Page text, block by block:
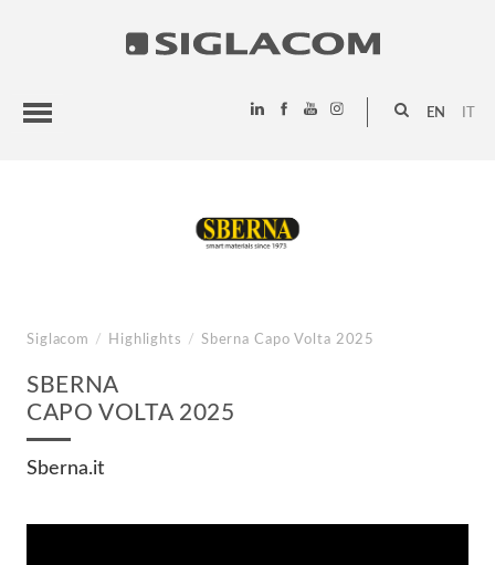
EN
Siglacom / Highlights / Sberna Capo Volta 2025
SBERNA
CAPO VOLTA 2025
Sberna.it